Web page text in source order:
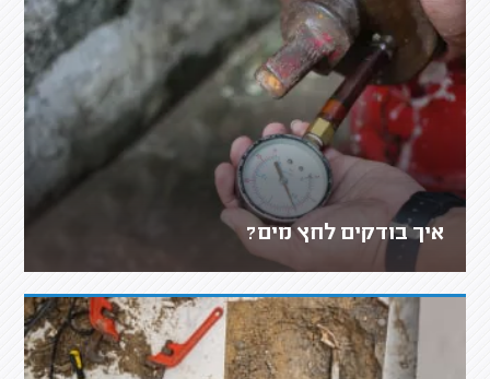
איך בודקים לחץ מים?